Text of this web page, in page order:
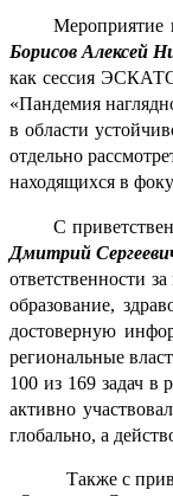
Мероприятие
Борисов Алексей
как сессия
«Пандемия
в области
отдельно
находящихся в
С
Дмитрий
ответственности
образование,
достоверную
региональные
100 из 169 задач
активно
глобально, а
Также с